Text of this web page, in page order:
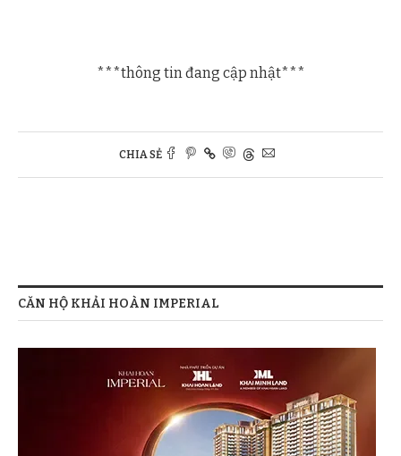
***thông tin đang cập nhật***
CHIA SẺ
CĂN HỘ KHẢI HOÀN IMPERIAL